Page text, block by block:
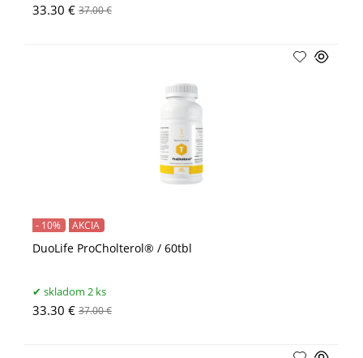
33.30 € 37.00 €
DuoLife ProCholterol® / 60tbl
- 10% AKCIA
skladom 2 ks
33.30 € 37.00 €